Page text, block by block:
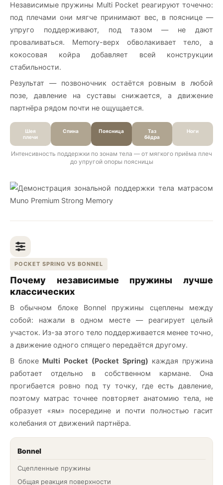
Независимые пружины Multi Pocket реагируют точечно:
под плечами они мягче принимают вес, в пояснице —
упруго поддерживают, под тазом — не дают
проваливаться. Memory-верх обволакивает тело, а
кокосовая койра добавляет всей конструкции
стабильности.
Результат — позвоночник остаётся ровным в любой
позе, давление на суставы снижается, а движение
партнёра рядом почти не ощущается.
Шея
плечи
Спина Поясница
Таз
бёдра
Ноги
Интенсивность поддержки по зонам тела — от мягкого приёма плеч
до упругой опоры поясницы
POCKET SPRING VS BONNEL
Почему независимые пружины лучше
классических
В обычном блоке Bonnel пружины сцеплены между
собой: нажали в одном месте — реагирует целый
участок. Из-за этого тело поддерживается менее точно,
а движение одного спящего передаётся другому.
В блоке Multi Pocket (Pocket Spring) каждая пружина
работает отдельно в собственном кармане. Она
прогибается ровно под ту точку, где есть давление,
поэтому матрас точнее повторяет анатомию тела, не
образует «ям» посередине и почти полностью гасит
колебания от движений партнёра.
Bonnel
Сцепленные пружины
Общая реакция поверхности